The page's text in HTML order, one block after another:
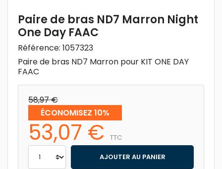
Paire de bras ND7 Marron Night
One Day FAAC
Référence: 1057323
Paire de bras ND7 Marron pour KIT ONE DAY
FAAC
58,97 €
ÉCONOMISEZ 10%
53,07 € TTC
AJOUTER AU PANIER